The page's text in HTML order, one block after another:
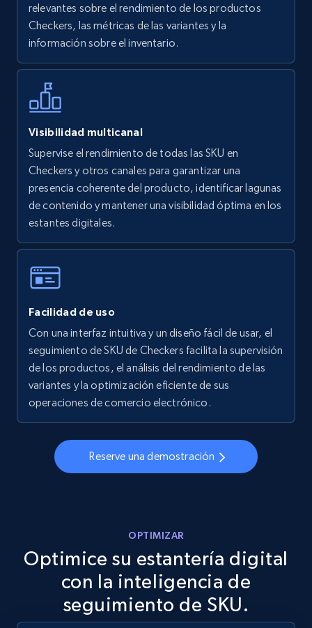
5.6K+ Comenzar ahora
Walmart - products - Find new products by
using specific category URL
URL, Final price, Sku, Currency, Gtin,
more.
5.6K+ 876+ Comenzar ahora
specific keywords
Specifications, Image urls, Top reviews, and
more.
5.6K+ 876+ Comenzar ahora
Walmart - products - Discover products by
using sku numbers
URL, Final price, Sku, Currency, Gtin,
TikTok Shop
relevantes sobre el rendimiento de los productos
Checkers, las métricas de las variantes y la
información sobre el inventario.
Visibilidad multicanal
Supervise el rendimiento de todas las SKU en
Checkers y otros canales para garantizar una
presencia coherente del producto, identificar lagunas
de contenido y mantener una visibilidad óptima en los
estantes digitales.
Facilidad de uso
Con una interfaz intuitiva y un diseño fácil de usar, el
seguimiento de SKU de Checkers facilita la supervisión
de los productos, el análisis del rendimiento de las
variantes y la optimización eficiente de sus
operaciones de comercio electrónico.
Reserve una demostración
OPTIMIZAR
Optimice su estantería digital
con la inteligencia de
seguimiento de SKU.